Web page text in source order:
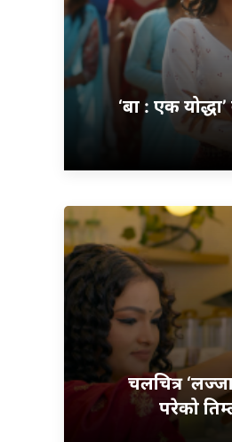
‘बा : एक
चलचित्र
परेको